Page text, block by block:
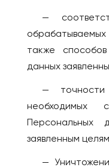
—
также
данных
—
необходимых
заявленным
—